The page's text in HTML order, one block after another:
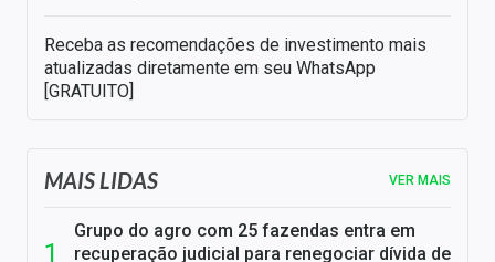
Receba as recomendações de investimento mais
atualizadas diretamente em seu WhatsApp
[GRATUITO]
MAIS LIDAS VER MAIS
Grupo do agro com 25 fazendas entra em
recuperação judicial para renegociar dívida de